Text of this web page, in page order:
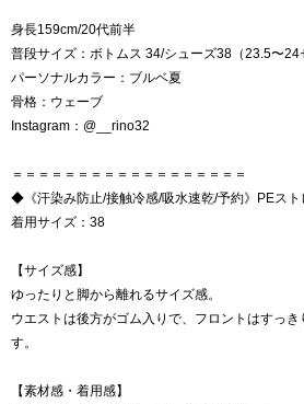
身長159cm/20代前半
普段サイズ：ボトムス 34/シューズ38（23.5〜24
パーソナルカラー：ブルベ夏
骨格：ウェーブ
Instagram：@__rino32
＝＝＝＝＝＝＝＝＝＝＝＝＝＝＝＝＝＝
◆《汗染み防止/接触冷感/吸水速乾/予約》PEス
着用サイズ：38
【サイズ感】
ゆったりと脚から離れるサイズ感。
ウエストは後方がゴム入りで、フロントはすっ
す。
【素材感・着用感】